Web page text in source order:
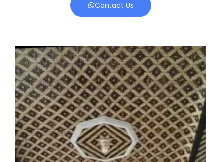
Contact Us